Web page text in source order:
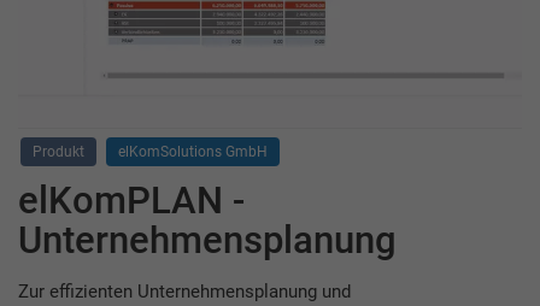
Produkt elKomSolutions GmbH
elKomPLAN -
Unternehmensplanung
Zur effizienten Unternehmensplanung und